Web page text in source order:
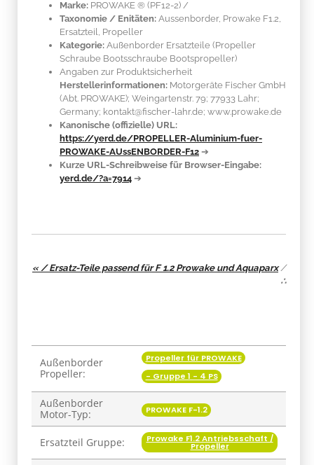
Marke: PROWAKE ® (PF12-2) /
Taxonomie / Enitäten: Aussenborder, Prowake F1.2,
Ersatzteil, Propeller
Kategorie: Außenborder Ersatzteile (Propeller
Schraube Bootsschraube Bootspropeller)
Angaben zur Produktsicherheit
Herstellerinformationen: Motorgeräte Fischer GmbH
(Abt. PROWAKE); Weingartenstr. 79; 77933 Lahr;
Germany; kontakt@fischer-lahr.de; www.prowake.de
Kanonische (offizielle) URL:
https://yerd.de/PROPELLER-Aluminium-fuer-
PROWAKE-AUssENBORDER-F12 ➔
Kurze URL-Schreibweise für Browser-Eingabe:
yerd.de/?a=7914 ➔
« / Ersatz-Teile passend für F 1.2 Prowake und Aquaparx/
∴
Produkteigenschaft
Wert
Außenborder
Propeller:
Propeller für PROWAKE
- Gruppe 1 - 4 PS
Außenborder
Motor-Typ:
PROWAKE F-1.2
Ersatzteil Gruppe: Prowake F1.2 Antriebsschaft /
Propeller